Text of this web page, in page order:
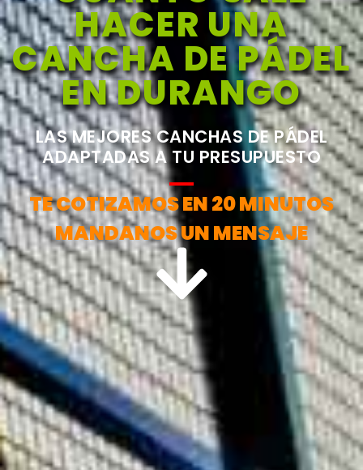
HACER UNA
CANCHA DE PÁDEL
EN DURANGO
LAS MEJORES CANCHAS DE PÁDEL
ADAPTADAS A TU PRESUPUESTO
TE COTIZAMOS EN 20 MINUTOS
MANDANOS UN MENSAJE